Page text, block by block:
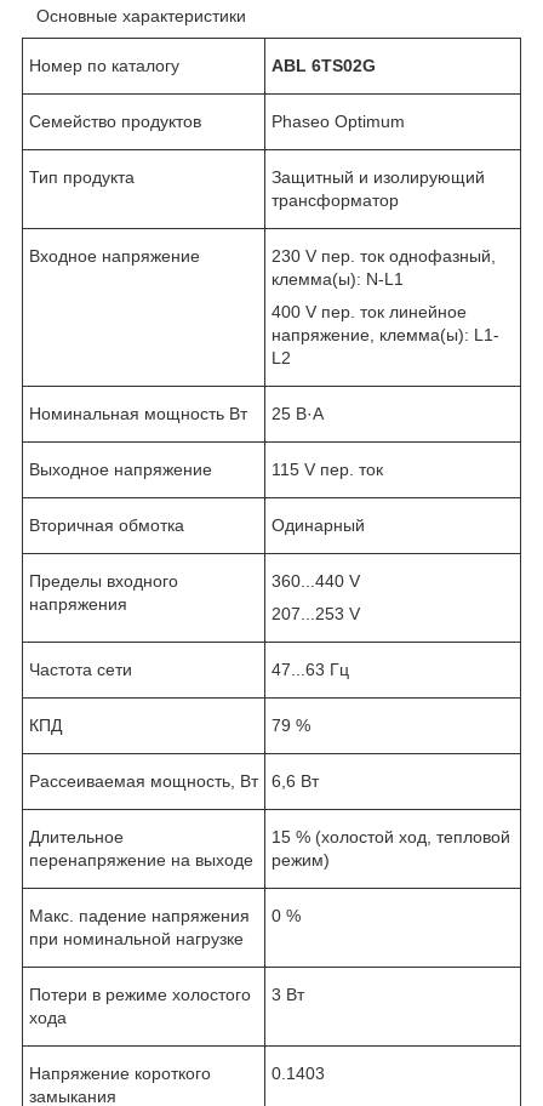
Основные характеристики
Номер по каталогу ABL 6TS02G
Семейство продуктов Phaseo Optimum
Тип продукта
Защитный и изолирующий
трансформатор
Входное напряжение
230 V пер. ток однофазный,
клемма(ы): N-L1
400 V пер. ток линейное
напряжение, клемма(ы): L1-
L2
Номинальная мощность Вт 25 В·А
Выходное напряжение 115 V пер. ток
Вторичная обмотка Одинарный
Пределы входного
напряжения
360...440 V
207...253 V
Частота сети 47...63 Гц
КПД 79 %
Рассеиваемая мощность, Вт 6,6 Вт
Длительное
перенапряжение на выходе
15 % (холостой ход, тепловой
режим)
Макс. падение напряжения
при номинальной нагрузке
0 %
Потери в режиме холостого
хода
3 Вт
Напряжение короткого
замыкания
0.1403